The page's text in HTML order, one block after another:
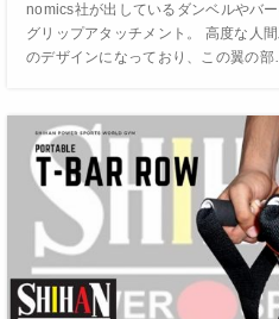
nomics社が出しているダンベルやバ
グリップアタッチメント。 高度な人
のデザインになっており、この翼の部